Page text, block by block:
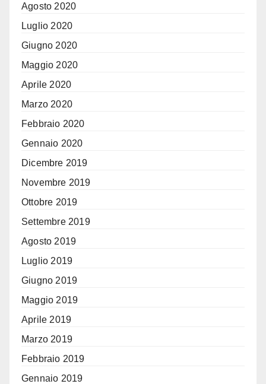
Agosto 2020
Luglio 2020
Giugno 2020
Maggio 2020
Aprile 2020
Marzo 2020
Febbraio 2020
Gennaio 2020
Dicembre 2019
Novembre 2019
Ottobre 2019
Settembre 2019
Agosto 2019
Luglio 2019
Giugno 2019
Maggio 2019
Aprile 2019
Marzo 2019
Febbraio 2019
Gennaio 2019